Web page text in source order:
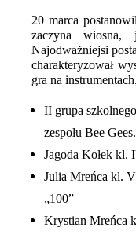
20 marca
zaczyna wiosna,
Najodważniejsi
charakteryzował
gra na
II grupa
zespołu Bee Gees.
Jagoda Kołek kl.
Julia Mreńca kl.
„100”
Krystian Mreńca